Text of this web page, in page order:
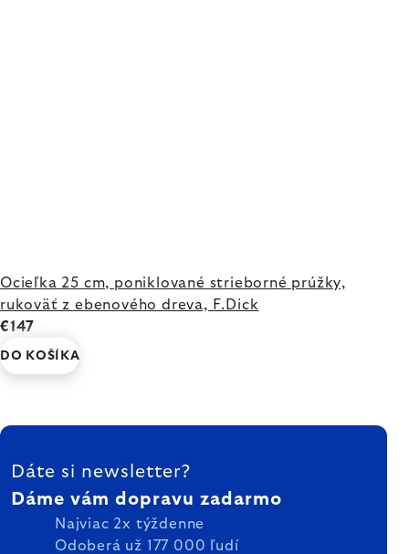
Ocieľka 25 cm, poniklované strieborné prúžky,
rukoväť z ebenového dreva, F.Dick
€147
DO KOŠÍKA
ZÁPÄTIE
Dáte si newsletter?
Dáme vám dopravu zadarmo
Najviac 2x týždenne
Odoberá už 177 000 ľudí